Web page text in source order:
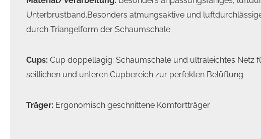
Unterbrustband.Besonders atmungsaktive und
durch Triangelform der Schaumschale.
Cups: Cup doppellagig: Schaumschale und ultraleichtes Netz
seitlichen und unteren Cupbereich zur perfekten Belüftung
Träger: Ergonomisch geschnittene Komfortträger